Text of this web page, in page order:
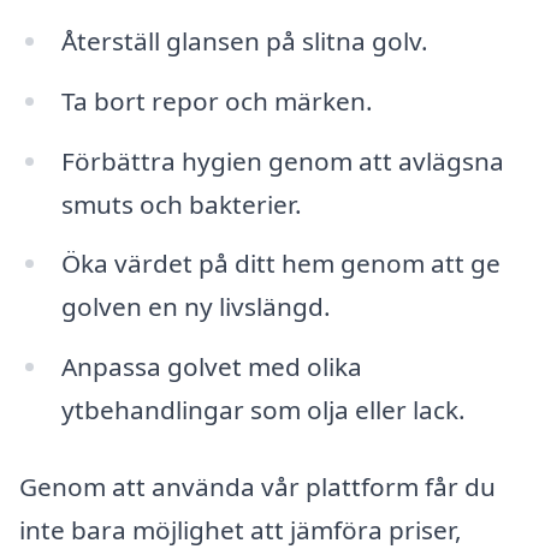
Återställ glansen på slitna golv.
Ta bort repor och märken.
Förbättra hygien genom att avlägsna
smuts och bakterier.
Öka värdet på ditt hem genom att ge
golven en ny livslängd.
Anpassa golvet med olika
ytbehandlingar som olja eller lack.
Genom att använda vår plattform får du
inte bara möjlighet att jämföra priser,